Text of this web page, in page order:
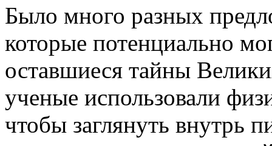
Было много разных
которые потенциально
оставшиеся тайны
ученые использовали
чтобы заглянуть внутрь